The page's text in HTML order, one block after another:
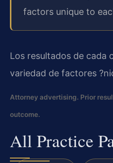
factors unique to
Los resultados de cada
variedad de factores
Attorney advertising. Prior
outcome.
All Practice